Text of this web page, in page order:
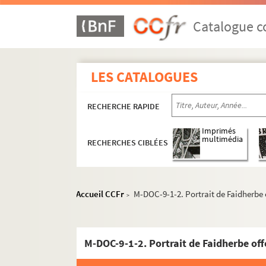
Catalogue
LES CATALOGUES
RECHERCHE RAPIDE
RECHERCHES CIBLÉES
Imprimés
multimédia
Accueil CCFr > M-DOC-9-1-2. Portrait de